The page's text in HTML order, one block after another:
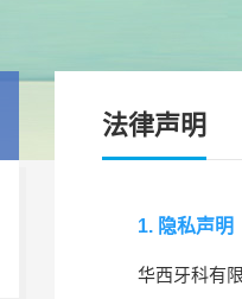
法律声明
1. 隐私声明
华西牙科有